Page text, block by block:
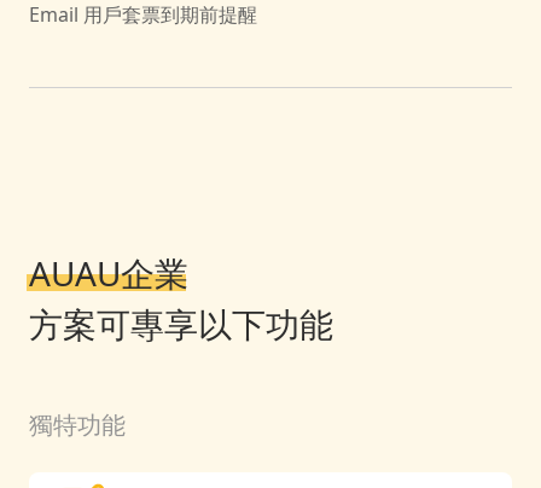
Email 用戶套票到期前提醒
AUAU企業
方案可專享以下功能
獨特功能